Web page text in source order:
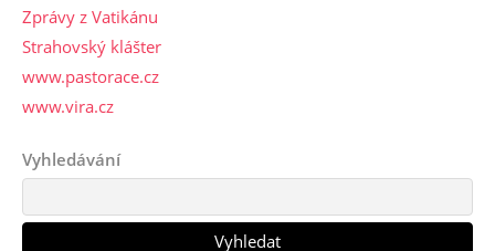
Zprávy z Vatikánu
Strahovský klášter
www.pastorace.cz
www.vira.cz
Vyhledávání